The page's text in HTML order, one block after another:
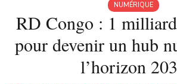
NUMÉRIQUE
RD Congo : 1
pour devenir un hub
l’horizon